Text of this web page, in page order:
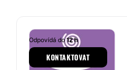
Odpovídá do12 h
KONTAKTOVAT